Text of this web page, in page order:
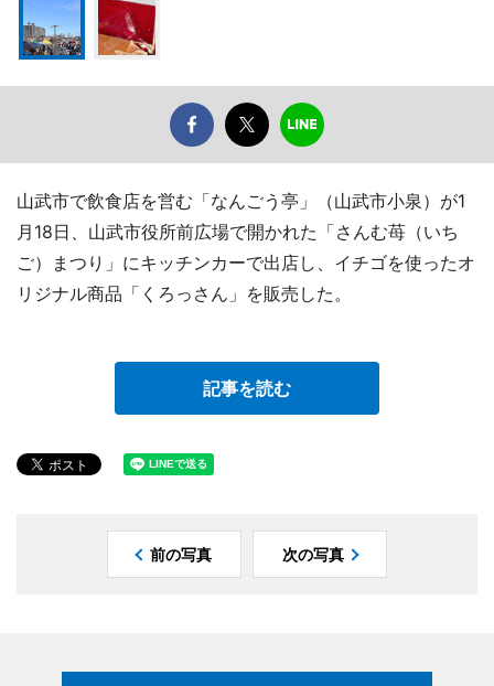
山武市で飲食店を営む「なんごう亭」（山武市小泉）が1
月18日、山武市役所前広場で開かれた「さんむ苺（いち
ご）まつり」にキッチンカーで出店し、イチゴを使ったオ
リジナル商品「くろっさん」を販売した。
記事を読む
前の写真 次の写真